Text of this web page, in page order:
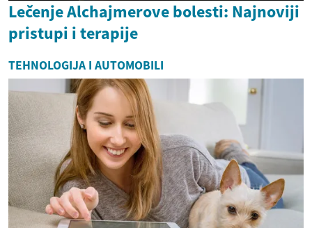
Lečenje Alchajmerove bolesti: Najnoviji
pristupi i terapije
TEHNOLOGIJA I AUTOMOBILI